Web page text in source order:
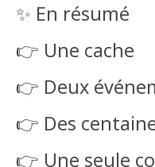
✨ En résumé
👉 Une cache
👉 Deux
👉 Des
👉 Une seule